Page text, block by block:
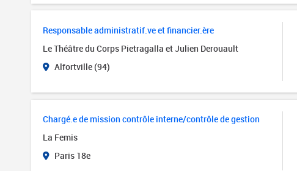
Responsable administratif.ve et financier.ère
Le Théâtre du Corps Pietragalla et Julien Derouault
Alfortville (94)
Chargé.e de mission contrôle interne/contrôle de gestion
La Femis
Paris 18e